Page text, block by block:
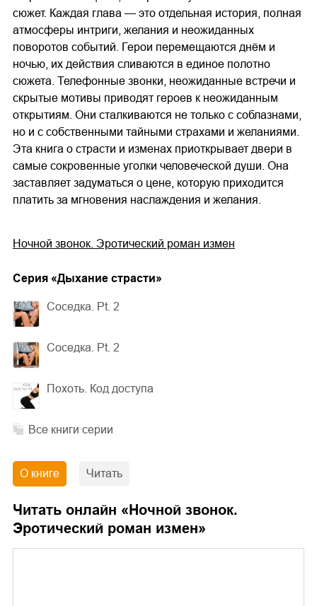
сюжет. Каждая глава — это отдельная история, полная
атмосферы интриги, желания и неожиданных
поворотов событий. Герои перемещаются днём и
ночью, их действия сливаются в единое полотно
сюжета. Телефонные звонки, неожиданные встречи и
скрытые мотивы приводят героев к неожиданным
открытиям. Они сталкиваются не только с соблазнами,
но и с собственными тайными страхами и желаниями.
Эта книга о страсти и изменах приоткрывает двери в
самые сокровенные уголки человеческой души. Она
заставляет задуматься о цене, которую приходится
платить за мгновения наслаждения и желания.
Ночной звонок. Эротический роман измен
Cерия «Дыхание страсти»
Соседка. Pt. 2
Соседка. Pt. 2
Похоть. Код доступа
Все книги серии
О книге Читать
Читать онлайн « Ночной звонок.
Эротический роман измен»